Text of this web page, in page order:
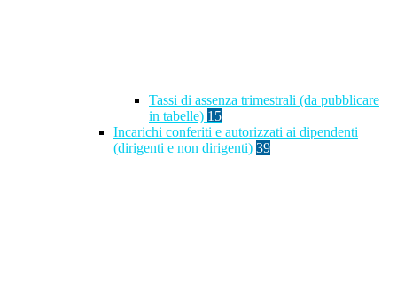
Tassi di assenza trimestrali (da pubblicare
in tabelle) 15
Incarichi conferiti e autorizzati ai dipendenti
(dirigenti e non dirigenti) 39